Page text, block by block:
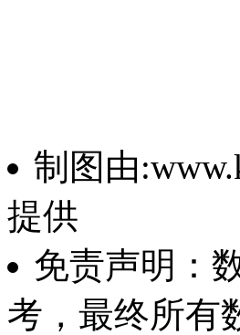
制图由
提供
免责声明：
考，最终所有